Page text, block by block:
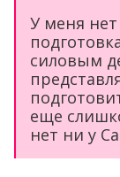
У меня
силовым
еще
нет ни у